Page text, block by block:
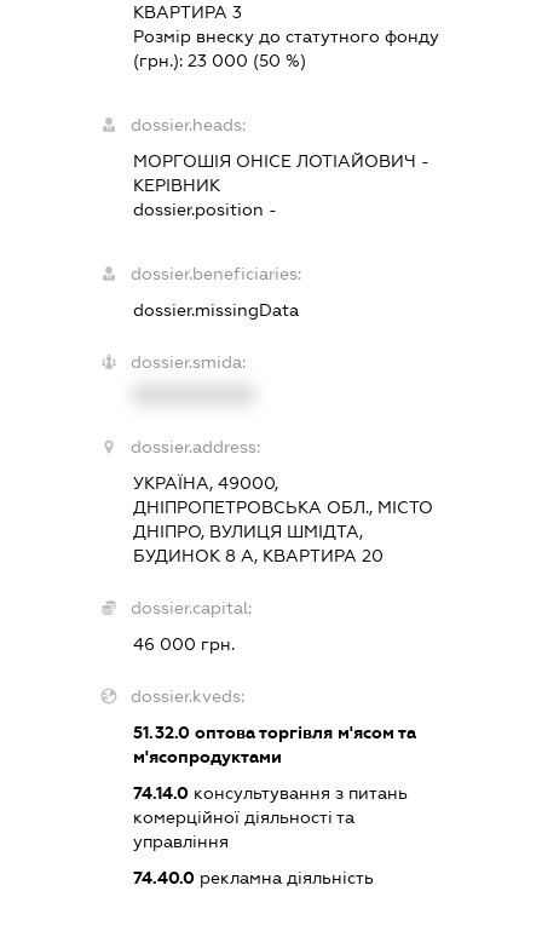
КВАРТИРА 3
Розмір внеску до статутного фонду
(грн.):23 000 (50 %)
dossier.heads:
МОРГОШІЯ ОНІСЕ ЛОТІАЙОВИЧ -
КЕРІВНИК
dossier.position -
dossier.beneficiaries:
dossier.missingData
dossier.smida:
dossier.address:
УКРАЇНА, 49000,
ДНІПРОПЕТРОВСЬКА ОБЛ., МІСТО
ДНІПРО, ВУЛИЦЯ ШМІДТА,
БУДИНОК 8 А, КВАРТИРА 20
dossier.capital:
46 000 грн.
dossier.kveds:
51.32.0 оптова торгівля м'ясом та
м'ясопродуктами
74.14.0 консультування з питань
комерційної діяльності та
управління
74.40.0 рекламна діяльність